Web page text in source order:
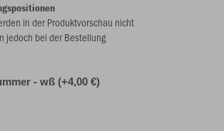
in der Produktvorschau nicht
jedoch bei der Bestellung
- wß (+4,00 €)